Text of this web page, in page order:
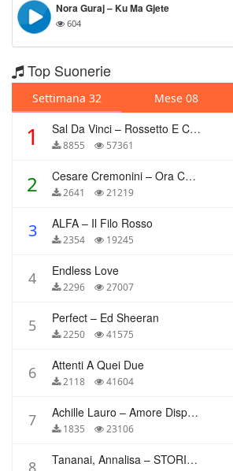
Nora Guraj – Ku Ma Gjete
604
Top Suonerie
Settimana 32 Mese 08
1 Sal Da Vinci – Rossetto E Caffè
8855 57361
2 Cesare Cremonini – Ora Che Non Ho Più Te
2641 21219
3 ALFA – Il Filo Rosso
2354 19245
4 Endless Love
2296 27007
5 Perfect – Ed Sheeran
2250 41575
6 Attenti A Quei Due
2118 41604
7 Achille Lauro – Amore Disperato
1835 23106
8 Tananai, Annalisa – STORIE BREVI